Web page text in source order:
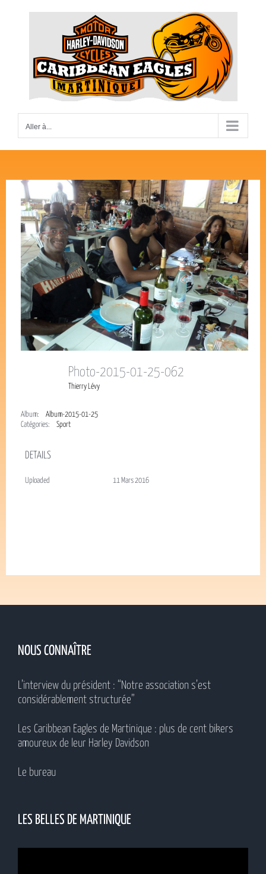
Aller à...
Photo-2015-01-25-062
Thierry Lévy
Album:
Album-2015-01-25
Catégories:
Sport
DETAILS
Uploaded 11 Mars 2016
NOUS CONNAÎTRE
L’interview du président : “Notre association s’est
considérablement structurée”
Les Caribbean Eagles de Martinique : plus de cent bikers
amoureux de leur Harley Davidson
Le bureau
LES BELLES DE MARTINIQUE